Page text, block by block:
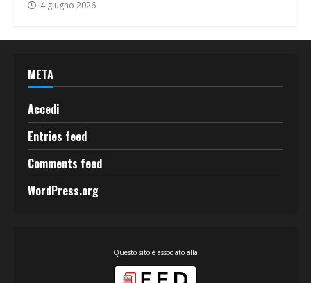
4 giugno 2026
META
Accedi
Entries feed
Comments feed
WordPress.org
Questo sito è associato alla